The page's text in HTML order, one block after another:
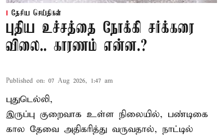
தேசிய செய்திகள்
புதிய உச்சத்தை நோக்கி சர்க்கரை
விலை.. காரணம் என்ன.?
Published on: 07 Aug 2026, 1:47 am
புதுடெல்லி,
இருப்பு குறைவாக உள்ள நிலையில், பண்டிகை
கால தேவை அதிகரித்து வருவதால், நாட்டில்